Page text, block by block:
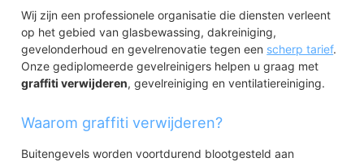
Wij zijn een professionele organisatie die diensten verleent
op het gebied van glasbewassing, dakreiniging,
gevelonderhoud en gevelrenovatie tegen een scherp tarief.
Onze gediplomeerde gevelreinigers helpen u graag met
graffiti verwijderen, gevelreiniging en ventilatiereiniging.
Waarom graffiti verwijderen?
Buitengevels worden voortdurend blootgesteld aan